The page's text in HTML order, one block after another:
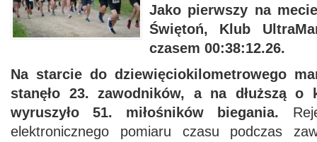
Jako pierwszy na
Świętoń, Klub
czasem 00:38:12.26.
Na starcie do dziewięciokilometrowego
stanęło 23. zawodników, a na dłuższą o
wyruszyło 51. miłośników biegania.
elektronicznego pomiaru czasu podczas